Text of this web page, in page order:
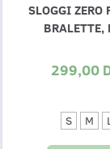
SLOGGI ZERO
BRALETTE,
299,00
S M